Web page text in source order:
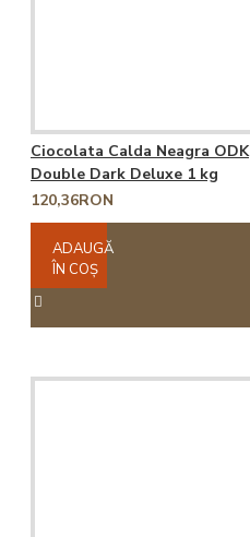
Ciocolata Calda Neagra ODK
Double Dark Deluxe 1 kg
120,36RON
ADAUGĂ
ÎN COŞ